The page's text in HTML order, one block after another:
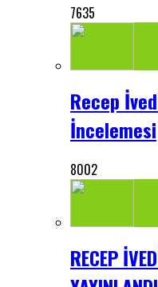
7635
Recep
İncelemesi
8002
RECEP